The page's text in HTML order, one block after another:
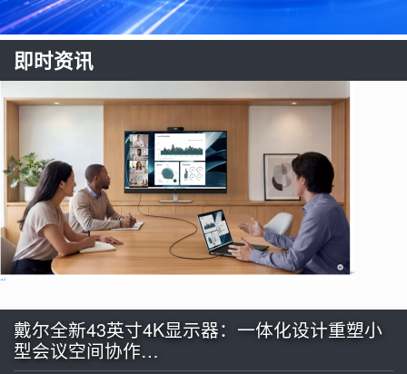
即时资讯
戴尔全新43英寸4K显示器：一体化设计重塑小
型会议空间协作…